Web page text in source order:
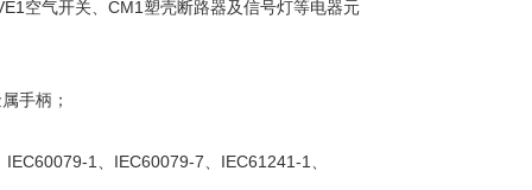
空气开关、CM1塑壳断路器及信号灯等电器元
手柄；
1、IEC60079-7、IEC61241-1、